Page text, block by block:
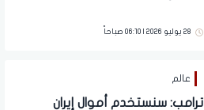
28 يوليو 2026 | 06:10 صباحاً
عالم
ترامب: سنستخدم أموال إيران